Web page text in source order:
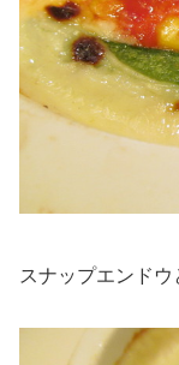
スナップエンドウ